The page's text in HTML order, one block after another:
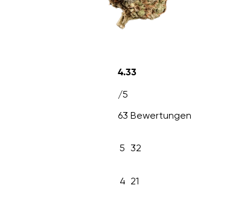
4.33
/5
63 Bewertungen
5 32
4 21